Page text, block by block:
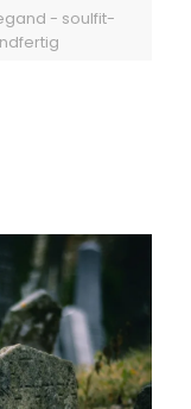
- soulfit-